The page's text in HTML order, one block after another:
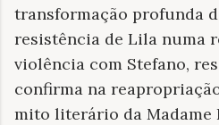
transformação profunda
resistência de Lila numa
violência com Stefano,
confirma na
mito literário da Madame